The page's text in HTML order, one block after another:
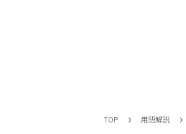
TOP 用語解説